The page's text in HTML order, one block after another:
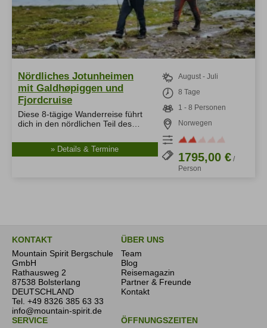
Nördliches Jotunheimen
mit Galdhøpiggen und
Fjordcruise
Diese 8-tägige Wanderreise führt
dich in den nördlichen Teil des…
» Details & Termine
August - Juli
8 Tage
1 - 8 Personen
Norwegen
1795,00 €/
Person
KONTAKT
Mountain Spirit Bergschule
GmbH
Rathausweg 2
87538 Bolsterlang
DEUTSCHLAND
Tel. +49 8326 385 63 33
info@mountain-spirit.de
ÜBER UNS
Team
Blog
Reisemagazin
Partner & Freunde
Kontakt
SERVICE
ÖFFNUNGSZEITEN